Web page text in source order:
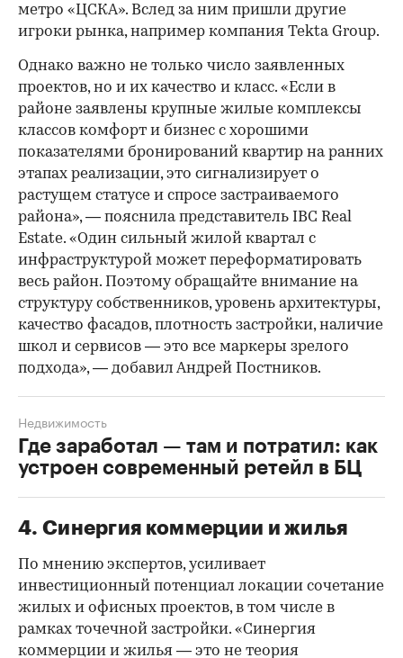
метро «ЦСКА». Вслед за ним пришли другие
игроки рынка, например компания Tekta Group.
Однако важно не только число заявленных
проектов, но и их качество и класс. «Если в
районе заявлены крупные жилые комплексы
классов комфорт и бизнес с хорошими
показателями бронирований квартир на ранних
этапах реализации, это сигнализирует о
растущем статусе и спросе застраиваемого
района», — пояснила представитель IBC Real
Estate. «Один сильный жилой квартал с
инфраструктурой может переформатировать
весь район. Поэтому обращайте внимание на
структуру собственников, уровень архитектуры,
качество фасадов, плотность застройки, наличие
школ и сервисов — это все маркеры зрелого
подхода», — добавил Андрей Постников.
Где заработал — там и потратил: как
устроен современный ретейл в БЦ
Недвижимость
4. Синергия коммерции и жилья
По мнению экспертов, усиливает
инвестиционный потенциал локации сочетание
жилых и офисных проектов, в том числе в
рамках точечной застройки. «Синергия
коммерции и жилья — это не теория